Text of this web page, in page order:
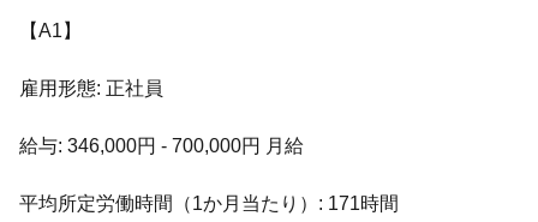
【A1】
雇用形態: 正社員
給与: 346,000円 - 700,000円 月給
平均所定労働時間（1か月当たり）: 171時間